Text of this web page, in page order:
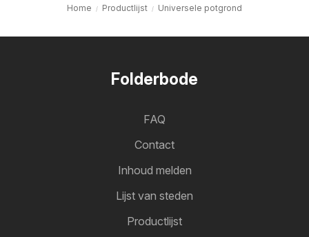
Home Productlijst Universele potgrond
Folderbode
FAQ
Contact
Inhoud melden
Lijst van steden
Productlijst